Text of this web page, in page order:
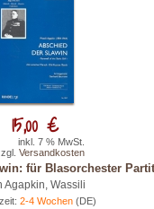
für Blasorchester
Agapkin, Wassili
2-4 Wochen(DE)
15,00 €
inkl. 7 % MwSt.
Versandkosten